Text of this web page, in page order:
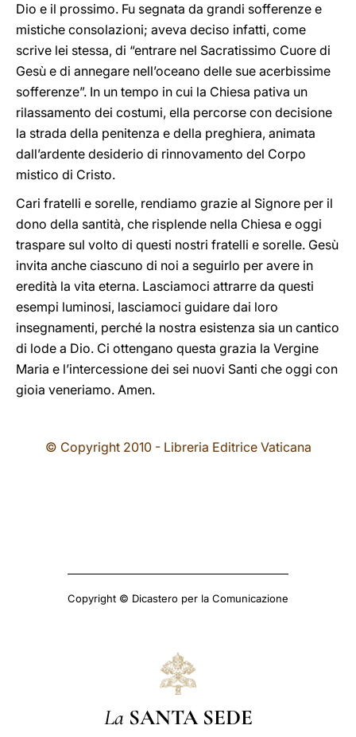
Dio e il prossimo. Fu segnata da grandi sofferenze e
mistiche consolazioni; aveva deciso infatti, come
scrive lei stessa, di “entrare nel Sacratissimo Cuore di
Gesù e di annegare nell’oceano delle sue acerbissime
sofferenze”. In un tempo in cui la Chiesa pativa un
rilassamento dei costumi, ella percorse con decisione
la strada della penitenza e della preghiera, animata
dall’ardente desiderio di rinnovamento del Corpo
mistico di Cristo.
Cari fratelli e sorelle, rendiamo grazie al Signore per il
dono della santità, che risplende nella Chiesa e oggi
traspare sul volto di questi nostri fratelli e sorelle. Gesù
invita anche ciascuno di noi a seguirlo per avere in
eredità la vita eterna. Lasciamoci attrarre da questi
esempi luminosi, lasciamoci guidare dai loro
insegnamenti, perché la nostra esistenza sia un cantico
di lode a Dio. Ci ottengano questa grazia la Vergine
Maria e l’intercessione dei sei nuovi Santi che oggi con
gioia veneriamo. Amen.
© Copyright 2010 - Libreria Editrice Vaticana
Copyright © Dicastero per la Comunicazione
La SANTA SEDE